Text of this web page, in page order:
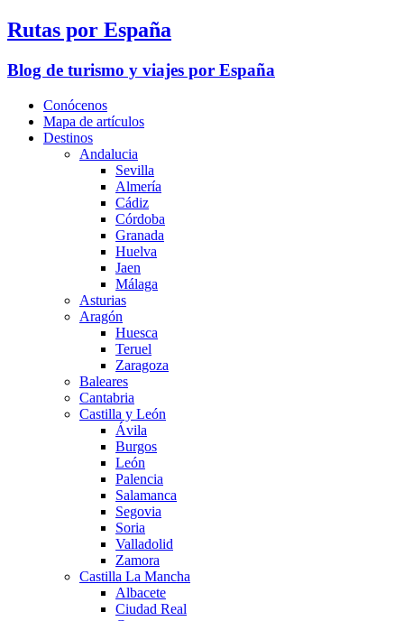
Rutas por España
Blog de turismo y viajes por España
Conócenos
Mapa de artículos
Destinos
Andalucia
Sevilla
Almería
Cádiz
Córdoba
Granada
Huelva
Jaen
Málaga
Asturias
Aragón
Huesca
Teruel
Zaragoza
Baleares
Cantabria
Castilla y León
Ávila
Burgos
León
Palencia
Salamanca
Segovia
Soria
Valladolid
Zamora
Castilla La Mancha
Albacete
Ciudad Real